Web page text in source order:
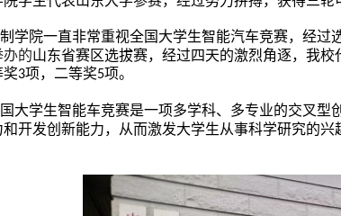
学院一直非常重视全国大学生智能汽车竞赛，经过
办的山东省赛区选拔赛，经过四天的激烈角逐，我
奖3项，二等奖5项。
大学生智能车竞赛是一项多学科、多专业的交叉
开发创新能力，从而激发大学生从事科学研究的